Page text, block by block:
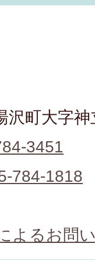
沢町大字
3451
784-1818
よるお問